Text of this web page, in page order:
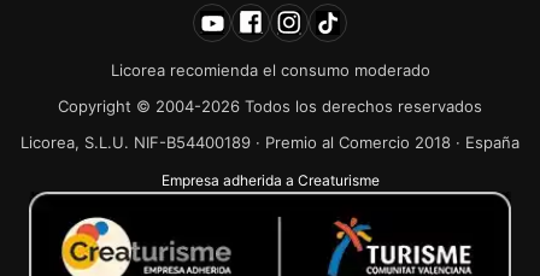
Licorea recomienda el consumo moderado
Copyright © 2004-2026 Todos los derechos reservados
Licorea, S.L.U. NIF-B54400189 · Premio al Comercio 2018 · España
Empresa adherida a Creaturisme